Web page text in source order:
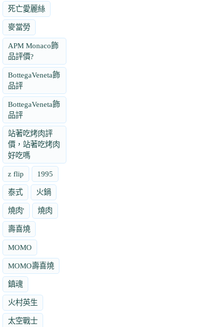
死亡愛麗絲
麥當勞
APM Monaco飾
品評價?
BottegaVeneta飾
品評
BottegaVeneta飾
品評
站著吃烤肉評
價，站著吃烤肉
好吃嗎
z flip 1995
泰式 火鍋
燒肉' 燒肉
壽喜燒
MOMO
MOMO壽喜燒
鎮魂
火村英生
太空戰士